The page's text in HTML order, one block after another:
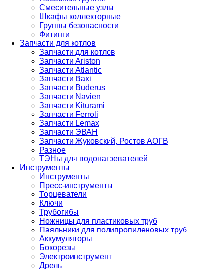
Смесительные узлы
Шкафы коллекторные
Группы безопасности
Фитинги
Запчасти для котлов
Запчасти для котлов
Запчасти Ariston
Запчасти Atlantic
Запчасти Baxi
Запчасти Buderus
Запчасти Navien
Запчасти Kiturami
Запчасти Ferroli
Запчасти Lemax
Запчасти ЭВАН
Запчасти Жуковский, Ростов АОГВ
Разное
ТЭНы для водонагревателей
Инструменты
Инструменты
Пресс-инструменты
Торцеватели
Ключи
Трубогибы
Ножницы для пластиковых труб
Паяльники для полипропиленовых труб
Аккумуляторы
Бокорезы
Электроинструмент
Дрель